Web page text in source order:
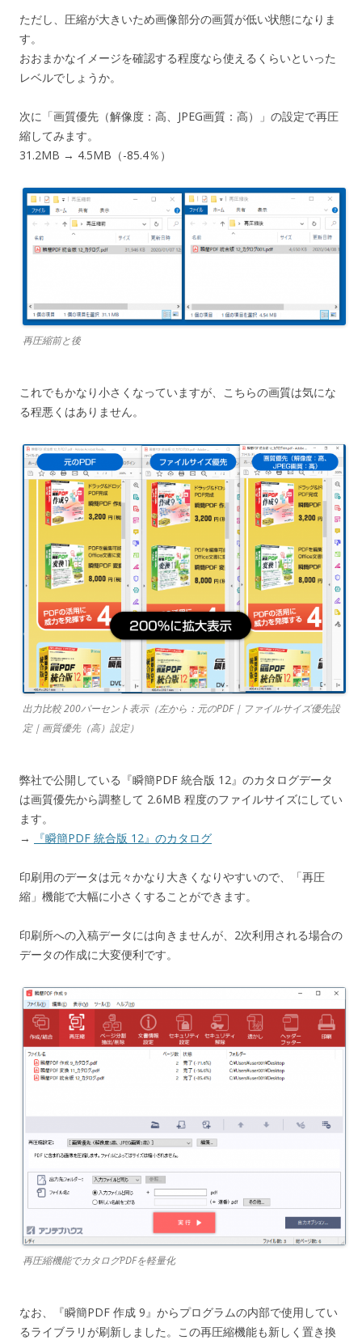
ただし、圧縮が大きいため画像部分の画質が低い状態になりま
す。
おおまかなイメージを確認する程度なら使えるくらいといった
レベルでしょうか。
次に「画質優先（解像度：高、JPEG画質：高）」の設定で再圧
縮してみます。
31.2MB → 4.5MB（-85.4％）
再圧縮前と後
これでもかなり小さくなっていますが、こちらの画質は気にな
る程悪くはありません。
出力比較 200パーセント表示（左から：元のPDF｜ファイルサイズ優先設
定｜画質優先（高）設定）
弊社で公開している『瞬簡PDF 統合版 12』のカタログデータ
は画質優先から調整して 2.6MB 程度のファイルサイズにしてい
ます。
→
『瞬簡PDF 統合版 12』のカタログ
印刷用のデータは元々かなり大きくなりやすいので、「再圧
縮」機能で大幅に小さくすることができます。
印刷所への入稿データには向きませんが、2次利用される場合の
データの作成に大変便利です。
再圧縮機能でカタログPDFを軽量化
なお、『瞬簡PDF 作成 9』からプログラムの内部で使用してい
るライブラリが刷新しました。この再圧縮機能も新しく置き換